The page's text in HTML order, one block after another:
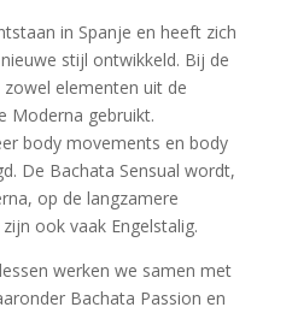
in Spanje en heeft zich
stijl ontwikkeld. Bij de
elementen uit de
Moderna gebruikt.
body movements en body
De Bachata Sensual wordt,
op de langzamere
ook vaak Engelstalig.
werken we samen met
Bachata Passion en